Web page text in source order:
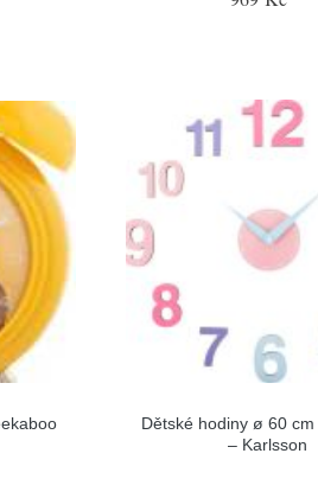
Dětské hodiny ø 60 cm
– Karlsson